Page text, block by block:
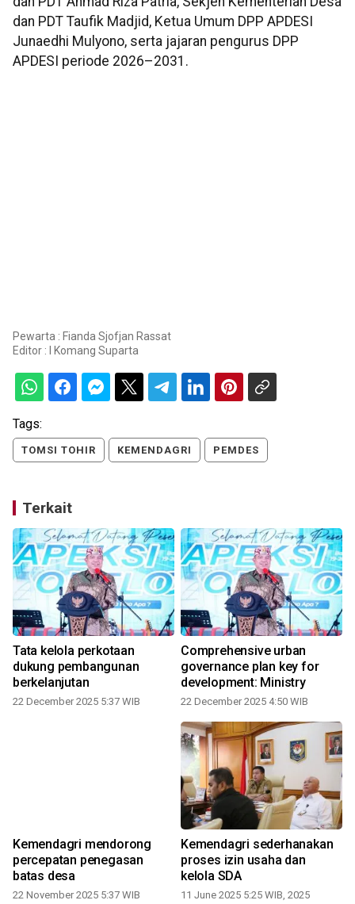
dan PDT Taufik Madjid, Ketua Umum DPP APDESI
Junaedhi Mulyono, serta jajaran pengurus DPP
APDESI periode 2026–2031.
Pewarta : Fianda Sjofjan Rassat
Editor :
I Komang Suparta
Tags:
TOMSI TOHIR KEMENDAGRI PEMDES
Terkait
Tata kelola perkotaan
dukung pembangunan
berkelanjutan
22 December 2025 5:37 WIB
Comprehensive urban
governance plan key for
development: Ministry
22 December 2025 4:50 WIB
Kemendagri mendorong
percepatan penegasan
batas desa
22 November 2025 5:37 WIB
Kemendagri sederhanakan
proses izin usaha dan
kelola SDA
11 June 2025 5:25 WIB, 2025